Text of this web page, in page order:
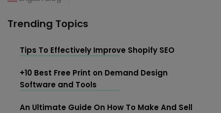
Trending Topics
Tips To Effectively Improve Shopify SEO
+10 Best Free Print on Demand Design
Software and Tools
An Ultimate Guide On How To Make And Sell